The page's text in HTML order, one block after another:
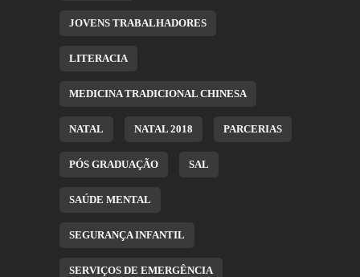
JOVENS TRABALHADORES
LITERACIA
MEDICINA TRADICIONAL CHINESA
NATAL NATAL 2018 PARCERIAS
PÓS GRADUAÇÃO SAL
SAÚDE MENTAL
SEGURANÇA INFANTIL
SERVIÇOS DE EMERGÊNCIA